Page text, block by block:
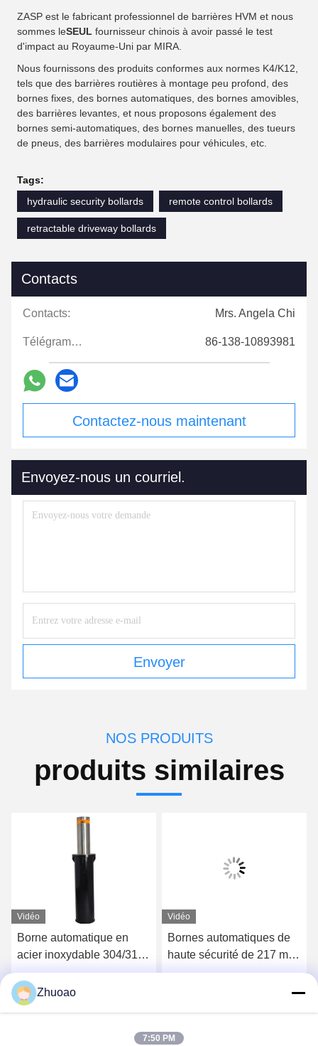
ZASP est le fabricant professionnel de barrières HVM et nous
sommes leSEUL fournisseur chinois à avoir passé le test
d'impact au Royaume-Uni par MIRA.
Nous fournissons des produits conformes aux normes K4/K12,
tels que des barrières routières à montage peu profond, des
bornes fixes, des bornes automatiques, des bornes amovibles,
des barrières levantes, et nous proposons également des
bornes semi-automatiques, des bornes manuelles, des tueurs
de pneus, des barrières modulaires pour véhicules, etc.
Tags:
hydraulic security bollards
remote control bollards
retractable driveway bollards
Contacts
Contacts: Mrs. Angela Chi
Télégramme: 86-138-10893981
Contactez-nous maintenant
Envoyez-nous un courriel.
Envoyer
NOS PRODUITS
produits similaires
Vidéo
Borne automatique en
acier inoxydable 304/316,
indice IP68, avec une
hauteur de 600 mm à
1000 mm pour la sécurité
Obtenez le meilleur prix
Vidéo
Bornes automatiques de
haute sécurité de 217 mm
de diamètre, indice IP68,
Obtenez le meilleur prix
Zhuoao
7:50 PM